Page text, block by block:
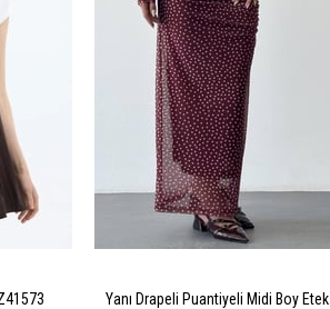
Yanı Drapeli Puantiyeli Midi Boy Etek